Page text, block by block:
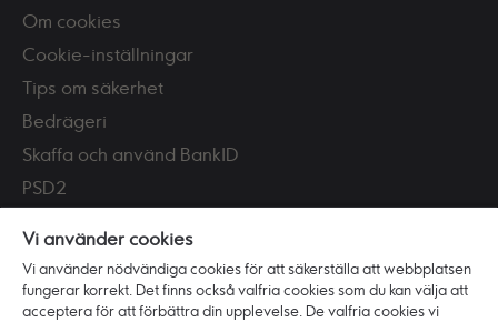
Om cookies
Cookie-inställningar
Tips om säkerhet
Bedrägeri
Skaffa och använd BankID
PSD2
Vi är Ikano Bank
Om banken
Vi använder cookies
Vi använder nödvändiga cookies för att säkerställa att webbplatsen
fungerar korrekt. Det finns också valfria cookies som du kan välja att
acceptera för att förbättra din upplevelse. De valfria cookies vi